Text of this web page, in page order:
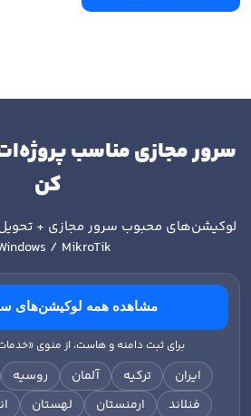
سرور مجازی مناسب
کن
لوکیشن‌های محبوب سرور مجازی +
/ MikroTik
مشاهده همه لوکیشن‌های
برای ثبت دامنه و هاست، از منوی
ایران ترکیه آلمان روسیه
فنلاند
ارمنستان لهستان